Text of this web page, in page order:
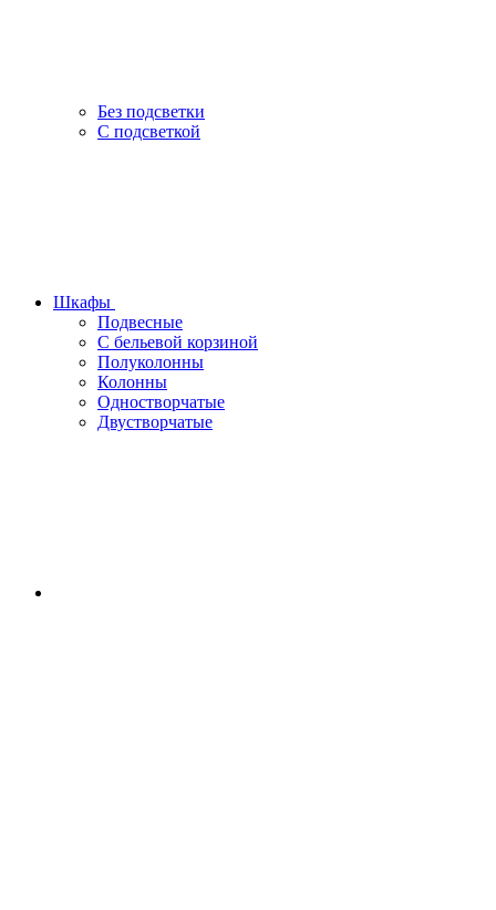
Без подсветки
С подсветкой
Шкафы
Подвесные
С бельевой корзиной
Полуколонны
Колонны
Одностворчатые
Двустворчатые